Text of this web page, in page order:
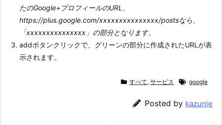
たのGoogle+プロフィールのURL、
https://plus.google.com/xxxxxxxxxxxxxxx/postsなら、
「xxxxxxxxxxxxxxx 」の部分となります。
addボタンクリックで、グリーンの部分に作成されたURLが表
示されます。
すべて, サービス google
Posted by kazunie